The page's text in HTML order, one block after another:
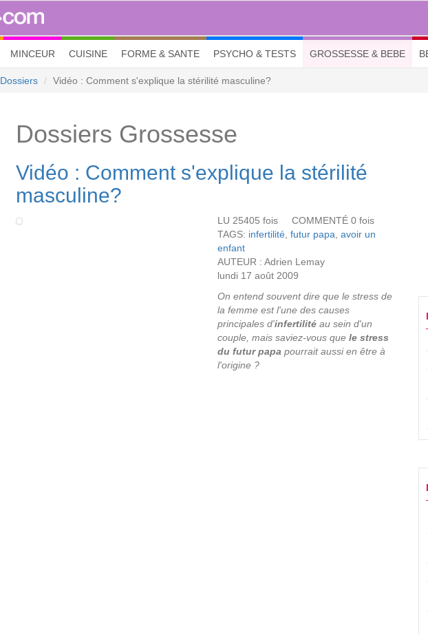
MINCEUR CUISINE FORME & SANTE PSYCHO & TESTS GROSSESSE & BEBE
Dossiers Vidéo : Comment s'explique la stérilité masculine?
Dossiers Grossesse
Vidéo : Comment s'explique la stérilité
masculine?
LU 25405 fois COMMENTÉ 0 fois
TAGS: infertilité, futur papa avoir un
enfant
AUTEUR : Adrien Lemay
lundi 17 août 2009
On entend souvent dire que le stress de
la femme est l'une des causes
principales d'infertilitéau sein d'un
couple, mais saviez-vous que le stress
du futur papa pourrait aussi en être à
l'origine ?